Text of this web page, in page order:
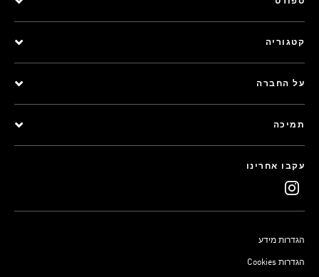
קטגוריה
על החברה
תמיכה
עקבו אחרינו
הגדרות מידע
Cookies הגדרות